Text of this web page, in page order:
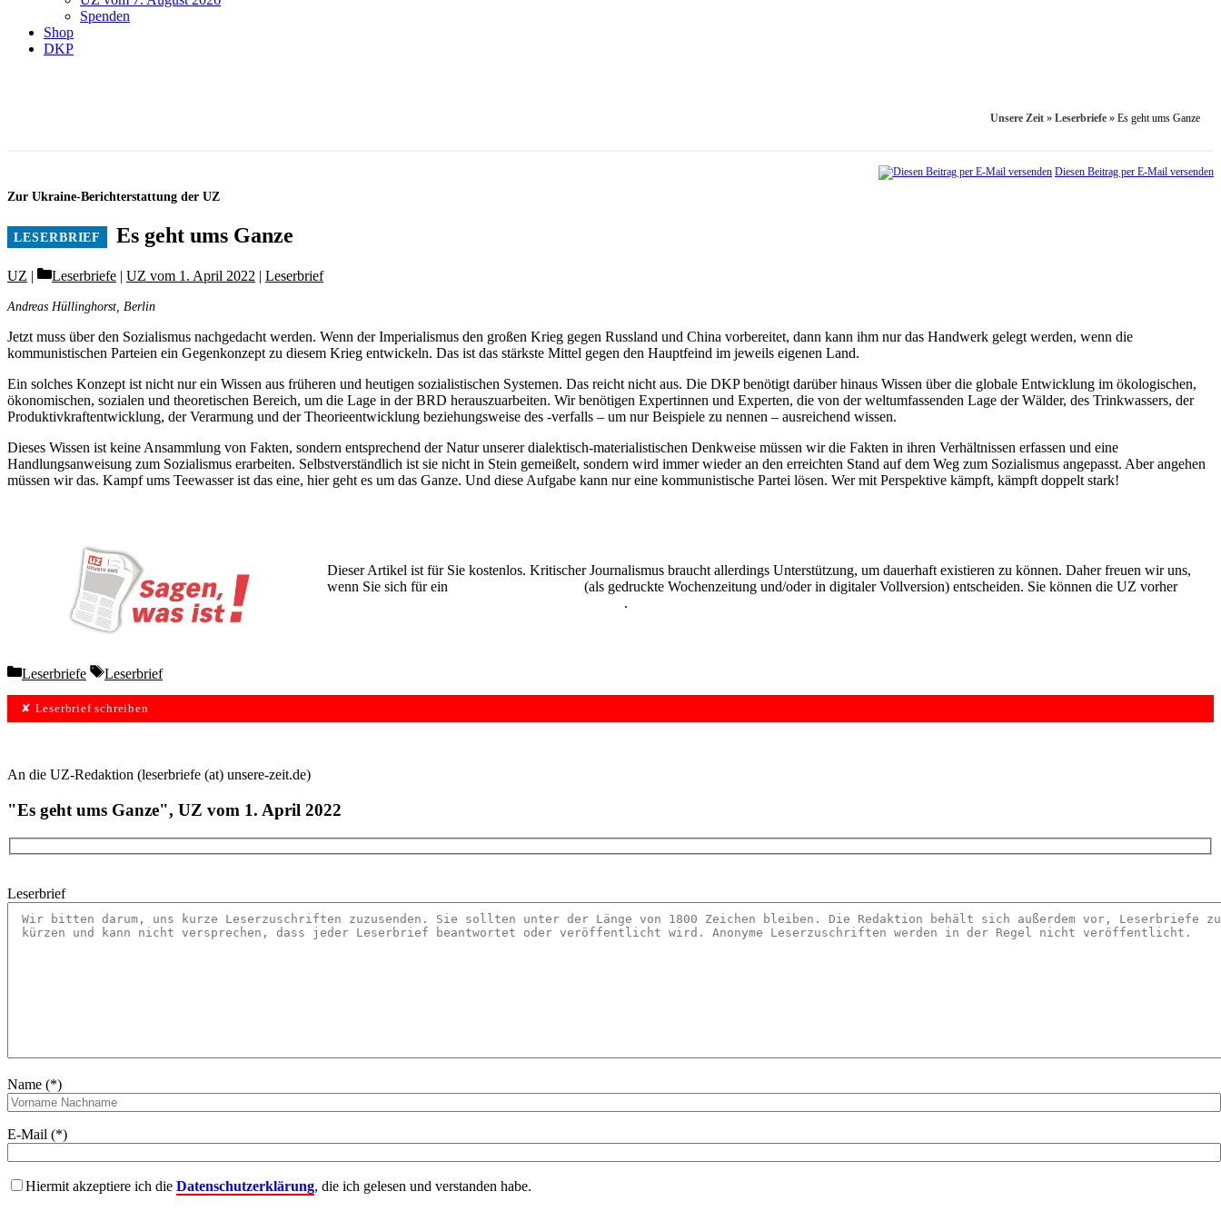
Spenden
Shop
DKP
Unsere Zeit » Leserbriefe » Es geht ums Ganze
Diesen Beitrag per E-Mail versenden
Zur Ukraine-Berichterstattung der UZ
Es geht ums Ganze
UZ Categories
Leserbriefe | UZ vom 1. April 2022 | Leserbrief
Andreas Hüllinghorst, Berlin
Jetzt muss über den Sozialismus nachgedacht werden. Wenn der Imperialismus den großen Krieg gegen Russland und China vorbereitet, dann kann ihm nur das Handwerk gelegt werden, wenn die
kommunistischen Parteien ein Gegenkonzept zu diesem Krieg entwickeln. Das ist das stärkste Mittel gegen den Hauptfeind im jeweils eigenen Land.
Ein solches Konzept ist nicht nur ein Wissen aus früheren und heutigen sozialistischen Systemen. Das reicht nicht aus. Die DKP benötigt darüber hinaus Wissen über die globale Entwicklung im ökologischen,
ökonomischen, sozialen und theoretischen Bereich, um die Lage in der BRD herauszuarbeiten. Wir benötigen Expertinnen und Experten, die von der weltumfassenden Lage der Wälder, des Trinkwassers, der
Produktivkraftentwicklung, der Verarmung und der Theorieentwicklung beziehungsweise des -verfalls – um nur Beispiele zu nennen – ausreichend wissen.
Dieses Wissen ist keine Ansammlung von Fakten, sondern entsprechend der Natur unserer dialektisch-materialistischen Denkweise müssen wir die Fakten in ihren Verhältnissen erfassen und eine
Handlungsanweisung zum Sozialismus erarbeiten. Selbstverständlich ist sie nicht in Stein gemeißelt, sondern wird immer wieder an den erreichten Stand auf dem Weg zum Sozialismus angepasst. Aber angehen
müssen wir das. Kampf ums Teewasser ist das eine, hier geht es um das Ganze. Und diese Aufgabe kann nur eine kommunistische Partei lösen. Wer mit Perspektive kämpft, kämpft doppelt stark!
Dieser Artikel ist für Sie kostenlos. Kritischer Journalismus braucht allerdings Unterstützung, um dauerhaft existieren zu können. Daher freuen wir uns,
wenn Sie sich für ein
(als gedruckte Wochenzeitung und/oder in digitaler Vollversion) entscheiden. Sie können die UZ vorher
.
Categories
Leserbriefe Tags
Leserbrief
✘ Leserbrief schreiben
An die UZ-Redaktion (leserbriefe (at) unsere-zeit.de)
"Es geht ums Ganze", UZ vom 1. April 2022
Leserbrief
Name (*)
E-Mail (*)
Hiermit akzeptiere ich die Datenschutzerklärung, die ich gelesen und verstanden habe.